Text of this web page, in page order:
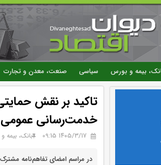
بیمه و بورس سیاسی صنعت، معدن و تجارت
تاکید بر نقش
خدمت‌رسانی عمومی
۱۴۰۵/۳/۱۷ 09:15 بانک، بیمه
در مراسم امضای تفاهم‌نامه